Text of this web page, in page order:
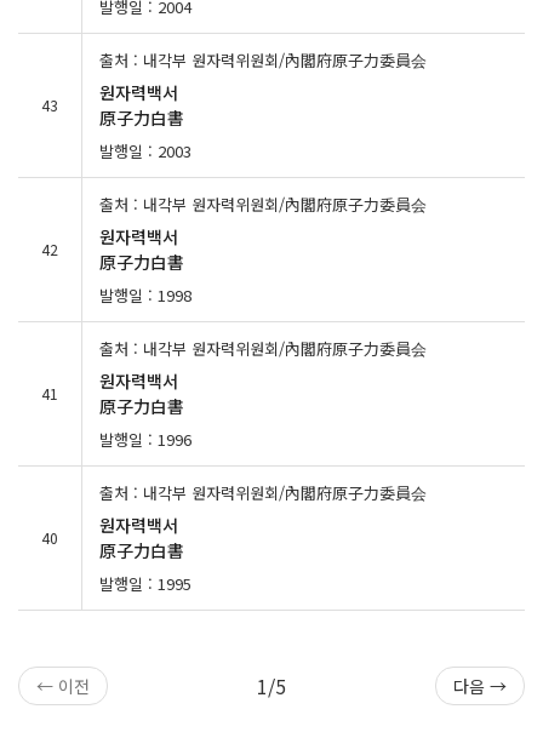
발행일 : 2004
43
출처 : 내각부 원자력위원회/內閣府原子力委員会
원자력백서
原子力白書
발행일 : 2003
42
출처 : 내각부 원자력위원회/內閣府原子力委員会
원자력백서
原子力白書
발행일 : 1998
41
출처 : 내각부 원자력위원회/內閣府原子力委員会
원자력백서
原子力白書
발행일 : 1996
40
출처 : 내각부 원자력위원회/內閣府原子力委員会
원자력백서
原子力白書
발행일 : 1995
← 이전 1/5 다음 →